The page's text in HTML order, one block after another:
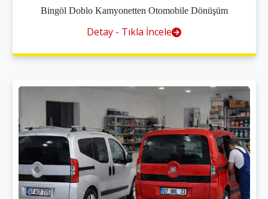
Bingöl Doblo Kamyonetten Otomobile Dönüşüm
Detay - Tıkla İncele